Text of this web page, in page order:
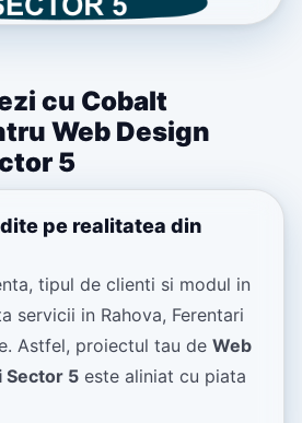
cu Cobalt
Web Design
5
pe realitatea din
tipul de clienti si modul in
servicii in Rahova, Ferentari
Astfel, proiectul tau de Web
Sector 5 este aliniat cu piata